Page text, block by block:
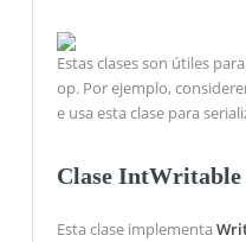
Estas clases son útiles
op. Por ejemplo,
e usa esta clase para
Clase IntWritable
Esta clase implementa